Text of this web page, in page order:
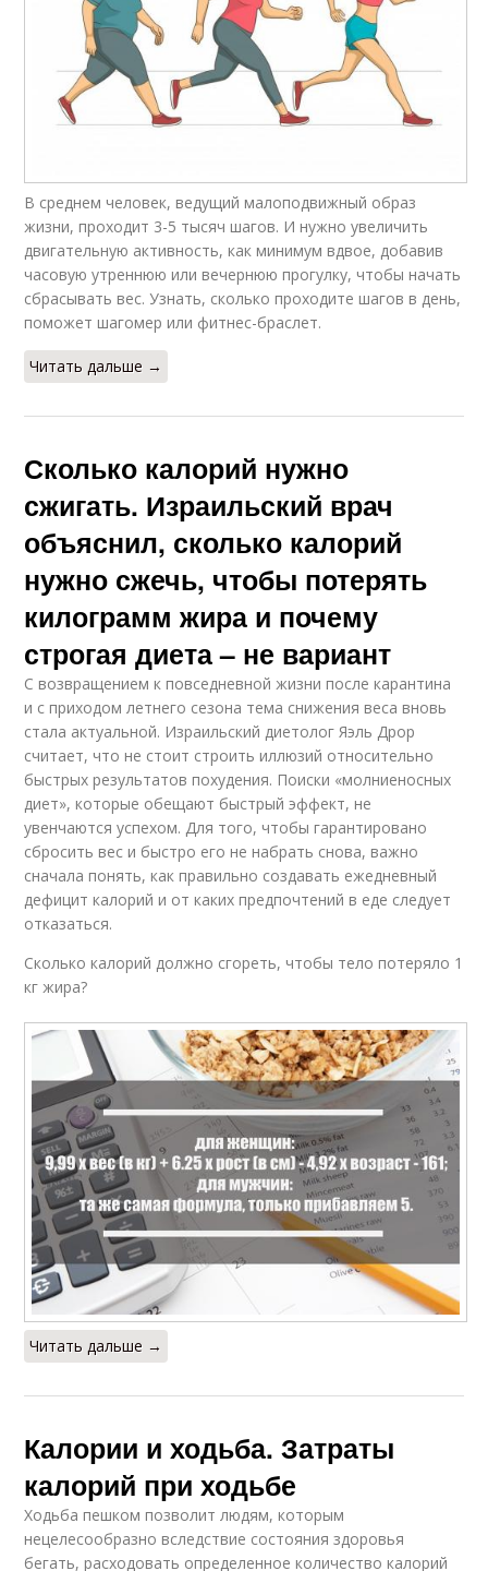
В среднем человек, ведущий малоподвижный образ
жизни, проходит 3-5 тысяч шагов. И нужно увеличить
двигательную активность, как минимум вдвое, добавив
часовую утреннюю или вечернюю прогулку, чтобы начать
сбрасывать вес. Узнать, сколько проходите шагов в день,
поможет шагомер или фитнес-браслет.
Читать дальше →
Сколько калорий нужно
сжигать. Израильский врач
объяснил, сколько калорий
нужно сжечь, чтобы потерять
килограмм жира и почему
строгая диета – не вариант
С возвращением к повседневной жизни после карантина
и с приходом летнего сезона тема снижения веса вновь
стала актуальной. Израильский диетолог Яэль Дрор
считает, что не стоит строить иллюзий относительно
быстрых результатов похудения. Поиски «молниеносных
диет», которые обещают быстрый эффект, не
увенчаются успехом. Для того, чтобы гарантировано
сбросить вес и быстро его не набрать снова, важно
сначала понять, как правильно создавать ежедневный
дефицит калорий и от каких предпочтений в еде следует
отказаться.
Сколько калорий должно сгореть, чтобы тело потеряло 1
кг жира?
Читать дальше →
Калории и ходьба. Затраты
калорий при ходьбе
Ходьба пешком позволит людям, которым
нецелесообразно вследствие состояния здоровья
бегать, расходовать определенное количество калорий